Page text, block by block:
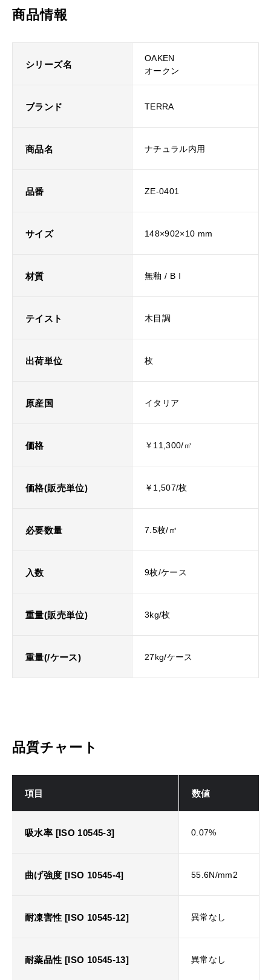
商品情報
シリーズ名
OAKEN
オークン
ブランド TERRA
商品名 ナチュラル内用
品番 ZE-0401
サイズ 148×902×10 mm
材質 無釉 / BⅠ
テイスト 木目調
出荷単位 枚
原産国 イタリア
価格 ￥11,300/㎡
価格(販売単位) ￥1,507/枚
必要数量 7.5枚/㎡
入数 9枚/ケース
重量(販売単位) 3kg/枚
重量(/ケース) 27kg/ケース
品質チャート
項目 数値
吸水率 [ISO 10545-3] 0.07%
曲げ強度 [ISO 10545-4] 55.6N/mm2
耐凍害性 [ISO 10545-12] 異常なし
耐薬品性 [ISO 10545-13] 異常なし